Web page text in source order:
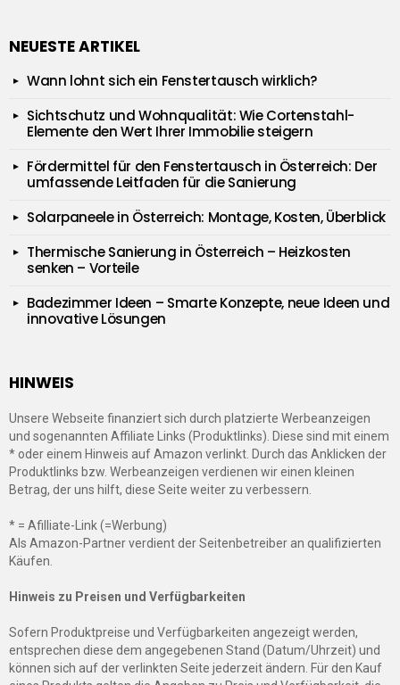
NEUESTE ARTIKEL
Wann lohnt sich ein Fenstertausch wirklich?
Sichtschutz und Wohnqualität: Wie Cortenstahl-
Elemente den Wert Ihrer Immobilie steigern
Fördermittel für den Fenstertausch in Österreich: Der
umfassende Leitfaden für die Sanierung
Solarpaneele in Österreich: Montage, Kosten, Überblick
Thermische Sanierung in Österreich – Heizkosten
senken – Vorteile
Badezimmer Ideen – Smarte Konzepte, neue Ideen und
innovative Lösungen
HINWEIS
Unsere Webseite finanziert sich durch platzierte Werbeanzeigen
und sogenannten Affiliate Links (Produktlinks). Diese sind mit einem
* oder einem Hinweis auf Amazon verlinkt. Durch das Anklicken der
Produktlinks bzw. Werbeanzeigen verdienen wir einen kleinen
Betrag, der uns hilft, diese Seite weiter zu verbessern.
* = Afilliate-Link (=Werbung)
Als Amazon-Partner verdient der Seitenbetreiber an qualifizierten
Käufen.
Hinweis zu Preisen und Verfügbarkeiten
Sofern Produktpreise und Verfügbarkeiten angezeigt werden,
entsprechen diese dem angegebenen Stand (Datum/Uhrzeit) und
können sich auf der verlinkten Seite jederzeit ändern. Für den Kauf